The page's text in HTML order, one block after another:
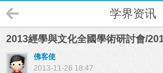
学界资讯
2013經學與文化全國學術研討會/
佛客使
2013-11-26 18:47